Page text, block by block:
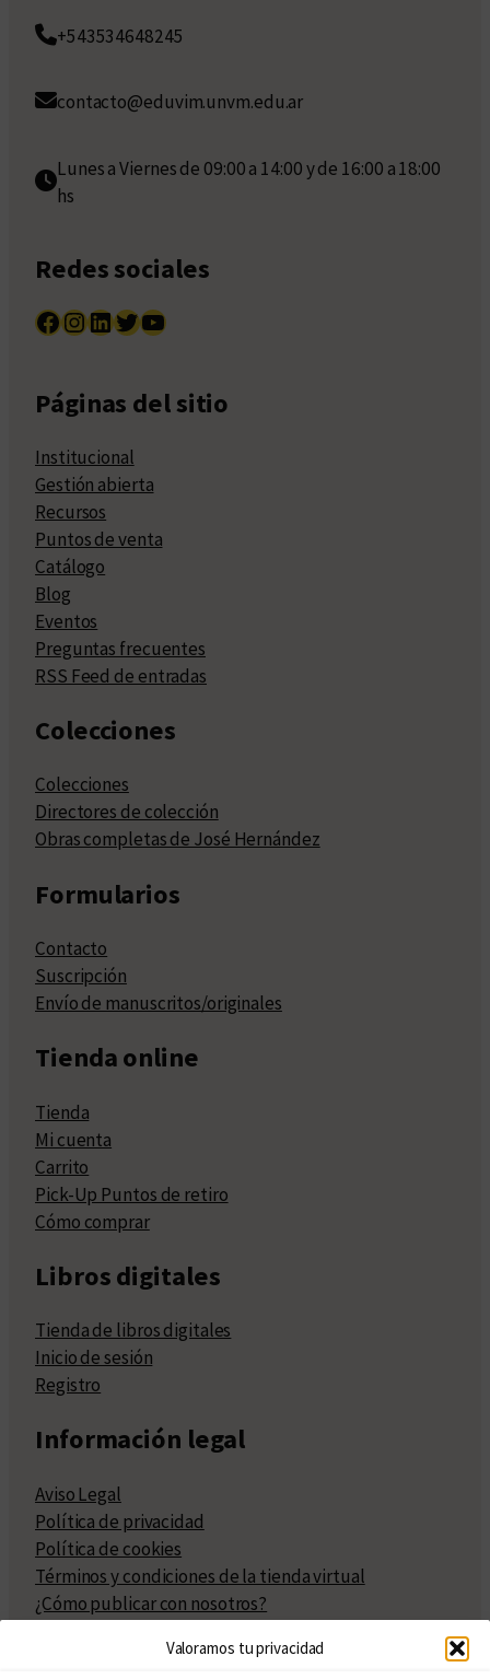
Valoramos tu privacidad
+543534648245
contacto@eduvim.unvm.edu.ar
Lunes a Viernes de 09:00 a 14:00 y de 16:00 a 18:00
hs
Redes sociales
Facebook InstagramLinkedIn Twitter YouTube
Páginas del sitio
Institucional
Gestión abierta
Recursos
Puntos de venta
Catálogo
Blog
Eventos
Preguntas frecuentes
RSS Feed de entradas
Colecciones
Colecciones
Directores de colección
Obras completas de José Hernández
Formularios
Contacto
Suscripción
Envío de manuscritos/originales
Tienda online
Tienda
Mi cuenta
Carrito
Pick-Up Puntos de retiro
Cómo comprar
Libros digitales
Tienda de libros digitales
Inicio de sesión
Registro
Información legal
Aviso Legal
Política de privacidad
Política de cookies
Términos y condiciones de la tienda virtual
¿Cómo publicar con nosotros?
Políticas de publicación